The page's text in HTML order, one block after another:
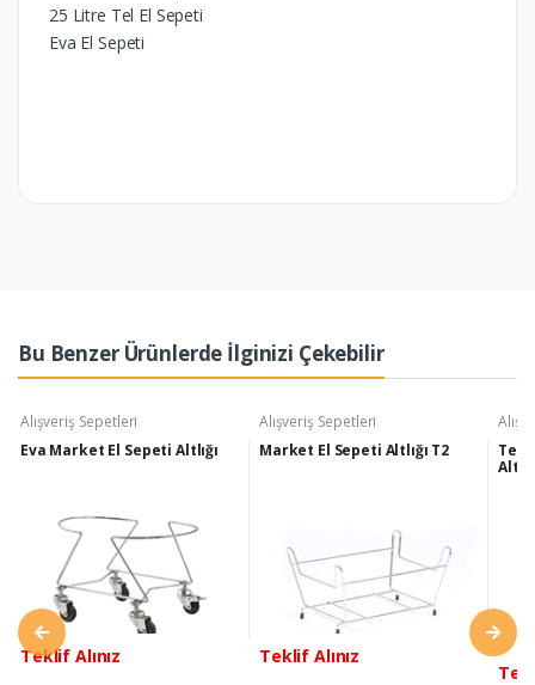
25 Litre Tel El Sepeti
Eva El Sepeti
Bu Benzer Ürünlerde İlginizi Çekebilir
Alışveriş Sepetleri
Eva Market El Sepeti Altlığı
Teklif Alınız
Alışveriş Sepetleri
Market El Sepeti Altlığı T2
Teklif Alınız